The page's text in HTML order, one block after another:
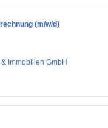
(m/w/d)
Immobilien GmbH